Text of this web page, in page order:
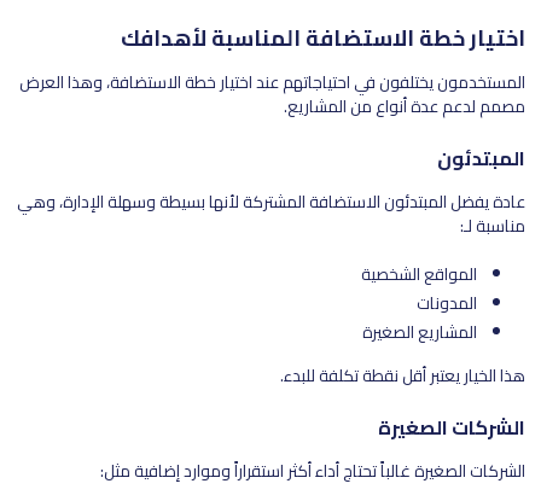
اختيار خطة الاستضافة المناسبة لأهدافك
المستخدمون يختلفون في احتياجاتهم عند اختيار خطة الاستضافة، وهذا العرض
مصمم لدعم عدة أنواع من المشاريع.
المبتدئون
عادة يفضل المبتدئون الاستضافة المشتركة لأنها بسيطة وسهلة الإدارة، وهي
مناسبة لـ:
المواقع الشخصية
المدونات
المشاريع الصغيرة
هذا الخيار يعتبر أقل نقطة تكلفة للبدء.
الشركات الصغيرة
الشركات الصغيرة غالباً تحتاج أداء أكثر استقراراً وموارد إضافية مثل: